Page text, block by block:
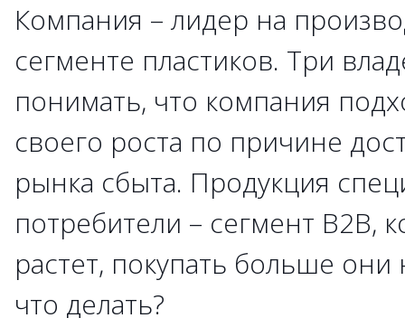
Компания – лидер на
сегменте пластиков. Три
понимать, что компания
своего роста по причине
рынка сбыта. Продукция
потребители – сегмент В2В,
растет, покупать больше
что делать?